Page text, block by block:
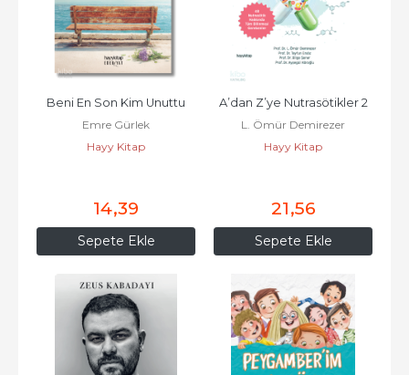
Sepete Ekle
Beni En Son Kim Unuttu
Emre Gürlek
Hayy Kitap
14,39
Sepete Ekle
A’dan Z’ye Nutrasötikler 2
L. Ömür Demirezer
Hayy Kitap
21,56